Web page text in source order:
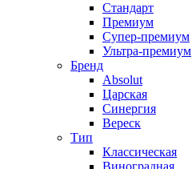
Стандарт
Премиум
Супер-премиум
Ультра-премиум
Бренд
Absolut
Царская
Синергия
Вереск
Тип
Классическая
Виноградная